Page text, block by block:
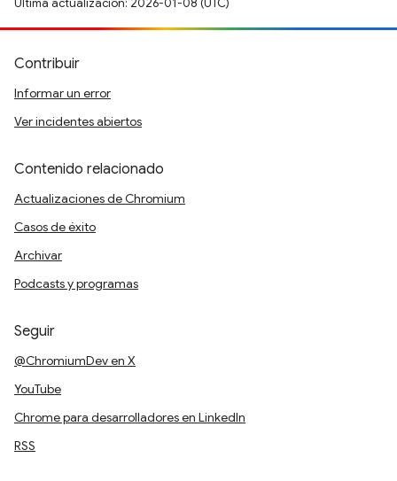
Última actualización: 2026-01-08 (UTC)
Contribuir
Informar un error
Ver incidentes abiertos
Contenido relacionado
Actualizaciones de Chromium
Casos de éxito
Archivar
Podcasts y programas
Seguir
@ChromiumDev en X
YouTube
Chrome para desarrolladores en LinkedIn
RSS